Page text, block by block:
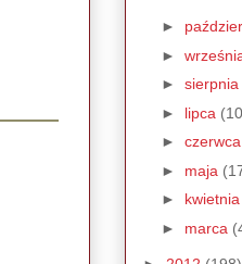
►
►
► sierpnia
► lipca
► czerwca
► maja
► kwietnia
► marca